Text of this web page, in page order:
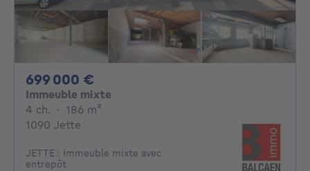
699 000 €
Immeuble mixte
4 ch. 4 chambres
· 186 m²
1090 Jette
JETTE : Immeuble mixte avec
entrepôt